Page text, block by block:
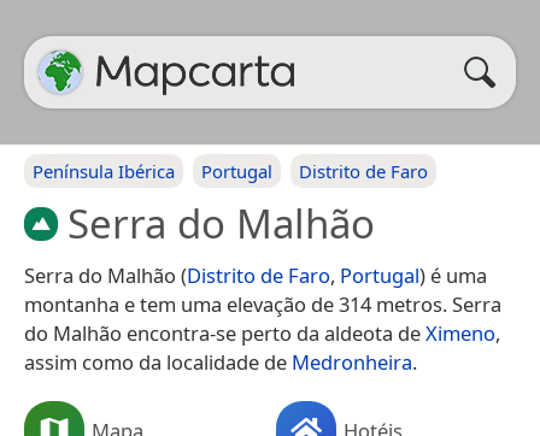
Península Ibérica Portugal Distrito de Faro
Serra do Malhão
Serra do Malhão (Distrito de Faro, Portugal) é uma
montanha e tem uma elevação de 314 metros. Serra
do Malhão encontra-se perto da aldeota deXimeno,
assim como da localidade de Medronheira.
Mapa Hotéis